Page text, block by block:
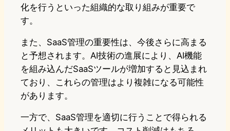
化を行うといった組織的な取り組みが重要で
す。
また、SaaS管理の重要性は、今後さらに高まる
と予想されます。AI技術の進展により、AI機能
を組み込んだSaaSツールが増加すると見込まれ
ており、これらの管理はより複雑になる可能性
があります。
一方で、SaaS管理を適切に行うことで得られる